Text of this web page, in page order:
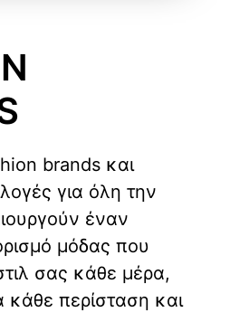
brands και
για όλη την
έναν
μόδας που
σας κάθε μέρα,
κάθε περίσταση και